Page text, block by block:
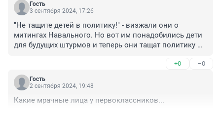
Гость
3 сентября 2024, 17:26
"Не тащите детей в политику!" - визжали они о
митингах Навального. Но вот им понадобились дети
для будущих штурмов и теперь они тащат политику
+0 –0
Гость
2 сентября 2024, 19:48
Какие мрачные лица у первоклассников...